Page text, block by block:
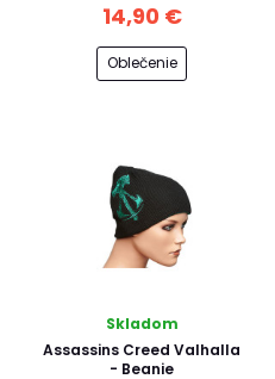
14,90 €
Oblečenie
Skladom
Assassins Creed Valhalla
- Beanie